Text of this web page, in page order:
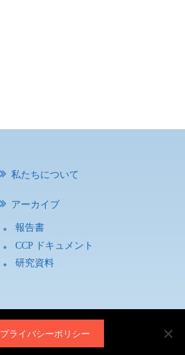
私たちについて
アーカイブ
報告書
CCP ドキュメント
研究資料
プライバシーポリシー